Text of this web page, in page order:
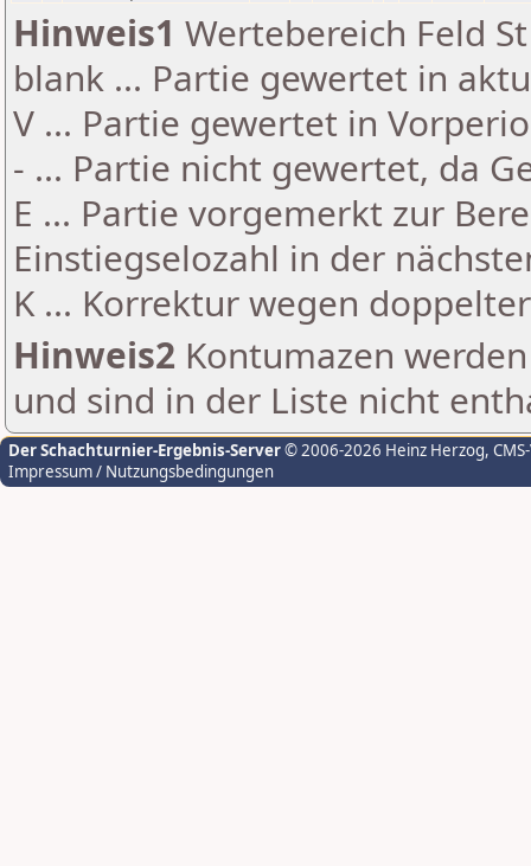
Hinweis1 Wertebereich Feld
blank ... Partie gewertet in
V ... Partie gewertet in
- ... Partie nicht gewertet, da
E ... Partie vorgemerkt zur
Einstiegselozahl in der
K ... Korrektur wegen
Hinweis2 Kontumazen
und sind in der Liste nicht
Der Schachturnier-Ergebnis-Server© 2006-2026 Heinz Herzog,
Impressum / Nutzungsbedingungen